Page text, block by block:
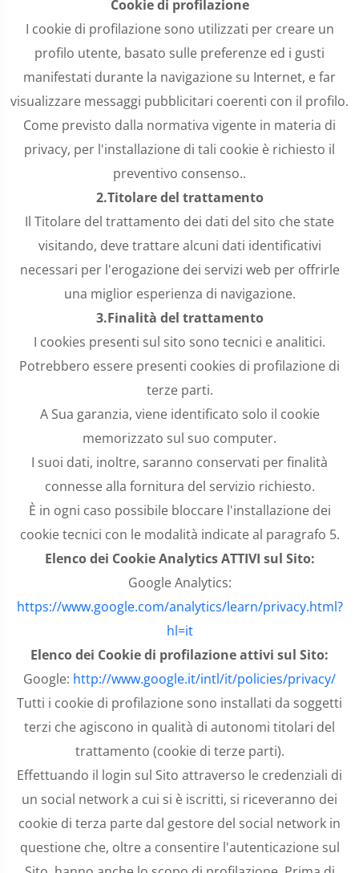
Cookie di profilazione
I cookie di profilazione sono utilizzati per creare un
profilo utente, basato sulle preferenze ed i gusti
manifestati durante la navigazione su Internet, e far
visualizzare messaggi pubblicitari coerenti con il profilo.
Come previsto dalla normativa vigente in materia di
privacy, per l'installazione di tali cookie è richiesto il
preventivo consenso..
2.Titolare del trattamento
Il Titolare del trattamento dei dati del sito che state
visitando, deve trattare alcuni dati identificativi
necessari per l'erogazione dei servizi web per offrirle
una miglior esperienza di navigazione.
3.Finalità del trattamento
I cookies presenti sul sito sono tecnici e analitici.
Potrebbero essere presenti cookies di profilazione di
terze parti.
A Sua garanzia, viene identificato solo il cookie
memorizzato sul suo computer.
I suoi dati, inoltre, saranno conservati per finalità
connesse alla fornitura del servizio richiesto.
È in ogni caso possibile bloccare l'installazione dei
cookie tecnici con le modalità indicate al paragrafo 5.
Elenco dei Cookie Analytics ATTIVI sul Sito:
Google Analytics:
https://www.google.com/analytics/learn/privacy.html?
hl=it
Elenco dei Cookie di profilazione attivi sul Sito:
Google: http://www.google.it/intl/it/policies/privacy/
Tutti i cookie di profilazione sono installati da soggetti
terzi che agiscono in qualità di autonomi titolari del
trattamento (cookie di terze parti).
Effettuando il login sul Sito attraverso le credenziali di
un social network a cui si è iscritti, si riceveranno dei
cookie di terza parte dal gestore del social network in
questione che, oltre a consentire l'autenticazione sul